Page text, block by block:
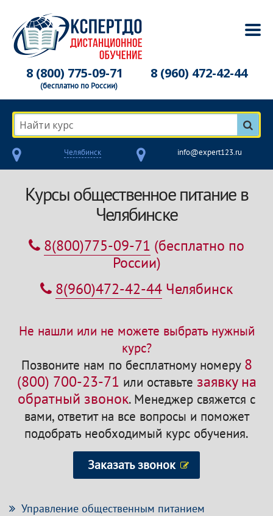
8 (800) 775-09-71
(бесплатно по России)
8 (960) 472-42-44
Найти курс
Челябинск info@expert123.ru
Курсы общественное питание в
Челябинске
8(800)775-09-71 (бесплатно по
России)
8(960)472-42-44 Челябинск
Не нашли или не можете выбрать нужный
курс?
Позвоните нам по бесплатному номеру 8
(800) 700-23-71 или оставьте заявку на
обратный звонок.Менеджер свяжется с
вами, ответит на все вопросы и поможет
подобрать необходимый курс обучения.
Заказать звонок
Управление общественным питанием